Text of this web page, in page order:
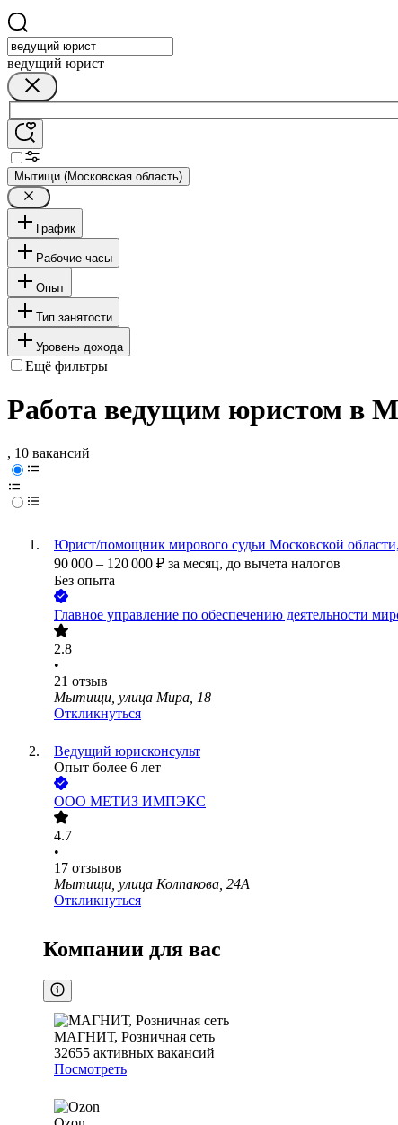
ведущий юрист
Мытищи (Московская область)
График
Рабочие часы
Опыт
Тип занятости
Уровень дохода
Ещё фильтры
Работа ведущим юристом в
, 10 вакансий
Юрист/помощник мирового судьи Московской
90 000 – 120 000 ₽ за месяц, до вычета налогов
Без опыта
Главное управление по обеспечению деятельности
2.8
•
21 отзыв
Мытищи, улица Мира, 18
Откликнуться
Ведущий юрисконсульт
Опыт более 6 лет
ООО МЕТИЗ ИМПЭКС
4.7
•
17 отзывов
Мытищи, улица Колпакова, 24А
Откликнуться
Компании для вас
МАГНИТ, Розничная сеть
32655 активных вакансий
Посмотреть